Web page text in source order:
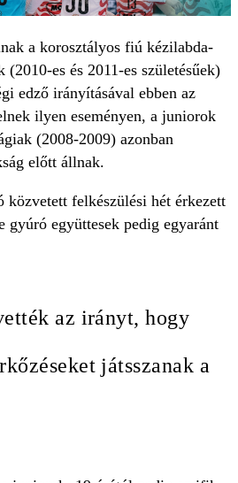
a korosztályos fiú kézilabda-
es és 2011-es születésűek)
edző irányításával ebben az
ilyen eseményen, a juniorok
(2008-2009) azonban
előtt állnak.
közvetett felkészülési hét érkezett
gyúró együttesek pedig egyaránt
az irányt, hogy
játsszanak a